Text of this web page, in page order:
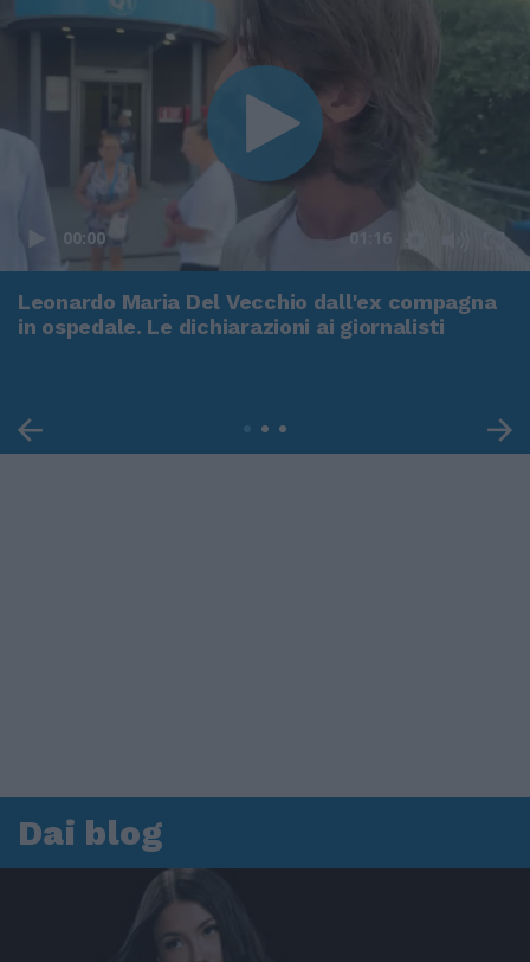
00:00 01:16
Leonardo Maria Del Vecchio dall'ex compagna
in ospedale. Le dichiarazioni ai giornalisti
Dai blog